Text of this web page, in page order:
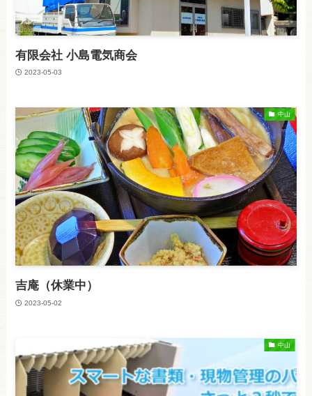
有限会社 小島電気商会
2023-05-03
中山
吉庵（休業中）
2023-05-02
中山